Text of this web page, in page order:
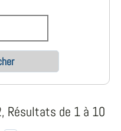
Résultats de 1 à 10